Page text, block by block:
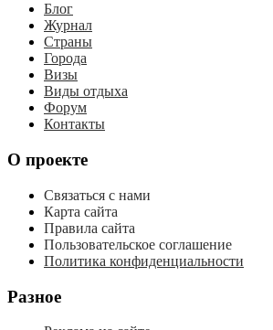
Блог
Журнал
Страны
Города
Визы
Виды отдыха
Форум
Контакты
О проекте
Связаться с нами
Карта сайта
Правила сайта
Пользовательское соглашение
Политика конфиденциальности
Разное